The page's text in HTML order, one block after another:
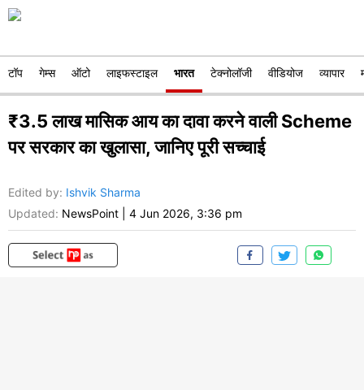
टॉप गेम्स ऑटो लाइफस्टाइल भारत टेक्नोलॉजी वीडियोज व्यापार
₹3.5 लाख मासिक आय का दावा करने वाली Scheme
पर सरकार का खुलासा, जानिए पूरी सच्चाई
Edited by: Ishvik Sharma
Updated: NewsPoint 4 Jun 2026, 3:36 pm